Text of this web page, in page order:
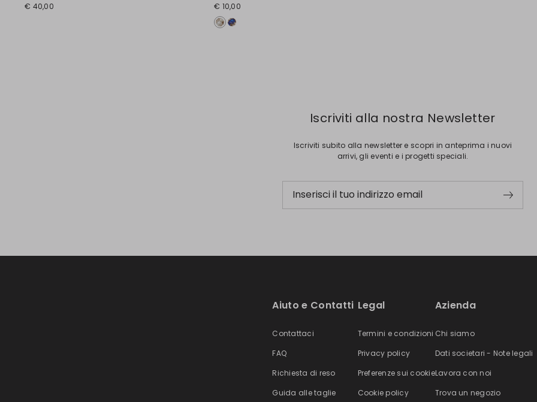
€ 40,00
€ 10,00
Iscriviti alla nostra Newsletter
Iscriviti subito alla newsletter e scopri in anteprima i nuovi
arrivi, gli eventi e i progetti speciali.
Inserisci il tuo indirizzo email
Aiuto e Contatti
Contattaci
FAQ
Richiesta di reso
Guida alle taglie
Legal
Termini e condizioni
Privacy policy
Preferenze sui cookie
Cookie policy
Azienda
Chi siamo
Dati societari - Note legali
Lavora con noi
Trova un negozio